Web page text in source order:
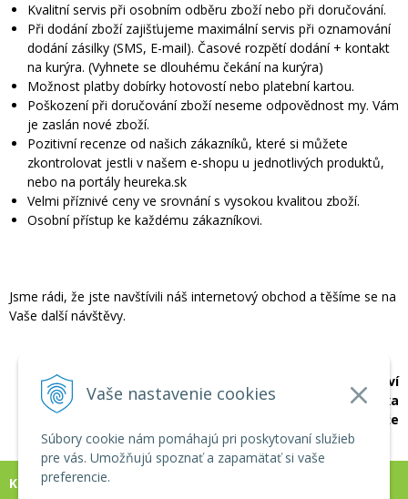
Vaše nastavenie cookies
Súbory cookie nám pomáhajú pri poskytovaní služieb
pre vás. Umožňujú spoznať a zapamätať si vaše
preferencie.
Kvalitní servis při osobním odběru zboží nebo při doručování.
Při dodání zboží zajišťujeme maximální servis při oznamování
dodání zásilky (SMS, E-mail). Časové rozpětí dodání + kontakt
na kurýra. (Vyhnete se dlouhému čekání na kurýra)
Možnost platby dobírky hotovostí nebo platební kartou.
Poškození při doručování zboží neseme odpovědnost my. Vám
je zaslán nové zboží.
Pozitivní recenze od našich zákazníků, které si můžete
zkontrolovat jestli v našem e-shopu u jednotlivých produktů,
nebo na portály heureka.sk
Velmi příznivé ceny ve srovnání s vysokou kvalitou zboží.
Osobní přístup ke každému zákazníkovi.
Jsme rádi, že jste navštívili náš internetový obchod a těšíme se na
Vaše další návštěvy.
Internetový obchod - Masérské pomůcky
a příslušenství
Revixa
Vše pro masáže
KONTAKT